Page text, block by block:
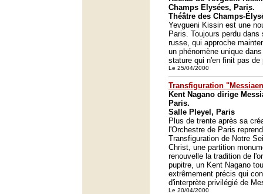
Champs Elysées, Paris.
Théâtre des Champs-
Yevgueni Kissin est une
Paris. Toujours perdu
russe, qui approche
un phénomène unique
stature qui n'en finit pas de
Le 25/04/2000
Transfiguration
Kent Nagano dirige
Paris.
Salle Pleyel, Paris
Plus de trente après sa
l'Orchestre de Paris
Transfiguration de Notre
Christ, une partition
renouvelle la tradition de
pupitre, un Kent Nagano
extrêmement précis qui
d'interprète privilégié de
Le 20/04/2000